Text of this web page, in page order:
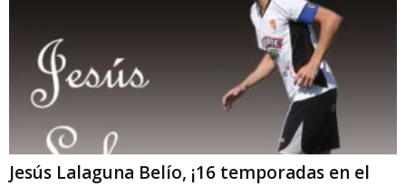
Jesús Lalaguna Belío, ¡16 temporadas en el